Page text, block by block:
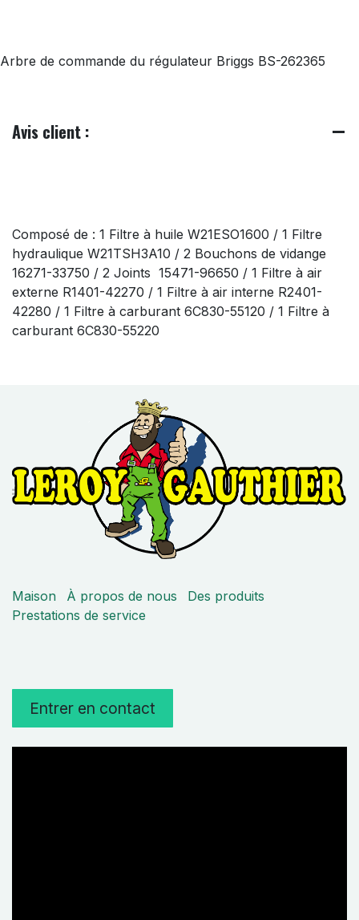
Arbre de commande du régulateur Briggs BS-262365
Avis client :
Composé de : 1 Filtre à huile W21ESO1600 / 1 Filtre
hydraulique W21TSH3A10 / 2 Bouchons de vidange
16271-33750 / 2 Joints 15471-96650 / 1 Filtre à air
externe R1401-42270 / 1 Filtre à air interne R2401-
42280 / 1 Filtre à carburant 6C830-55120 / 1 Filtre à
carburant 6C830-55220
Maison À propos de nous
Des produits
Prestations de service
Entrer en contact